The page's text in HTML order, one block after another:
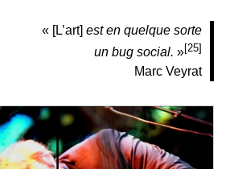
« [L’art] est en quelque sorte
un bug social. »[25]
Marc Veyrat